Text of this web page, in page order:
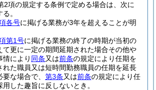
2項の規定する条例で定める場合は、次に
。
各号に掲げる業務が3年を超えることが明
第1号に掲げる業務の終了の時期が当初の
て更に一定の期間延期された場合その他や
情により 同条又は前条の規定により任期を
れた職員又は短時間勤務職員の任期を延長
な場合で、 第3条又は前条の規定により任
した趣旨に反しないとき。